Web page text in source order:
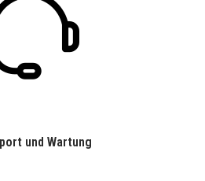
und Wartung